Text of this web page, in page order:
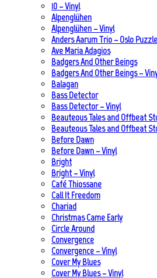
10 – Vinyl
Alpenglühen
Alpenglühen – Vinyl
Anders Aarum Trio – Oslo Puzzle
Ave Maria Adagios
Badgers And Other Beings
Badgers And Other Beings –
Balagan
Bass Detector
Bass Detector – Vinyl
Beauteous Tales and Offbeat
Beauteous Tales and Offbeat
Before Dawn
Before Dawn – Vinyl
Bright
Bright – Vinyl
Café Thiossane
Call It Freedom
Chariad
Christmas Came Early
Circle Around
Convergence
Convergence – Vinyl
Cover My Blues
Cover My Blues – Vinyl